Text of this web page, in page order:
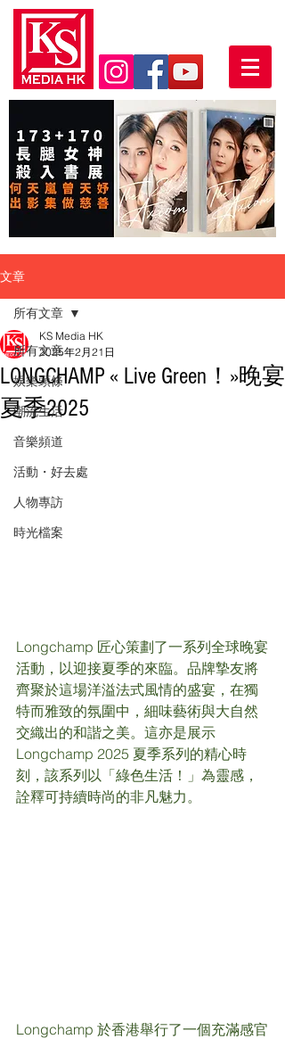
文章
所有文章
娛樂頭條
潮流生活
音樂頻道
活動・好去處
人物專訪
時光檔案
所有文章
LONGCHAMP « Live Green！»晚宴
夏季2025
KS Media HK
2025年2月21日
Longchamp 匠心策劃了一系列全球晚宴
活動，以迎接夏季的來臨。品牌摯友將
齊聚於這場洋溢法式風情的盛宴，在獨
特而雅致的氛圍中，細味藝術與大自然
交織出的和諧之美。這亦是展示
Longchamp 2025 夏季系列的精心時
刻，該系列以「綠色生活！」為靈感，
詮釋可持續時尚的非凡魅力。
Longchamp 於香港舉行了一個充滿感官